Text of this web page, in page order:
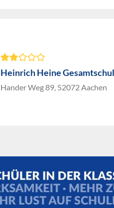
Heinrich Heine
Hander Weg 89, 52072 Aachen